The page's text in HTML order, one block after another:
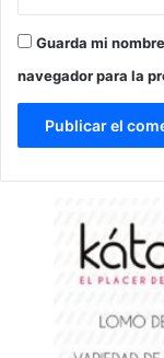
Guarda mi
navegador para la